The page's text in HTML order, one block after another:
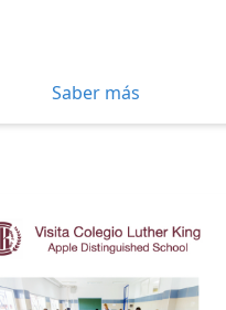
Saber más